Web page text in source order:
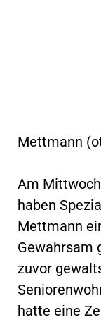
Mettmann
Am
haben
Mettmann
Gewahrsam
zuvor
hatte eine